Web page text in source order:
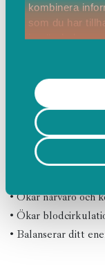
kombinera
som du har
in när du har
Ashtanga Yoga är
med solhälsningar,
positioner. Genom
Fördelar med
• Renar kroppen
• Bygger upp
• Förbättrar
• Ökar närvaro och
• Ökar
• Balanserar ditt